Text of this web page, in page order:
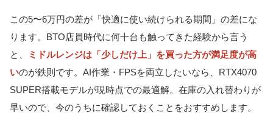
この5〜6万円の差が「快適に使い続けられる期間」の差にな
ります。BTO店員時代に何十台も触ってきた経験から言う
と、
ミドルレンジは「少しだけ上」を買った方が満足度が高
いのが鉄則です。AI作業・FPSを両立したいなら、RTX4070
SUPER搭載モデルが現時点での最適解。在庫の入れ替わりが
早いので、今のうちに確認しておくことをおすすめします。